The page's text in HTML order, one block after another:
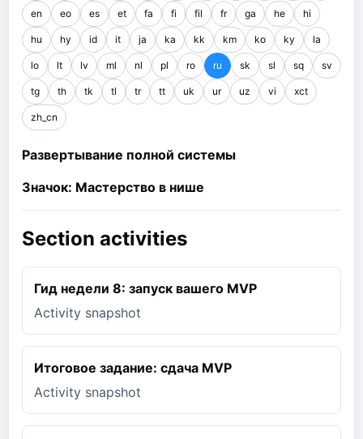
en eo es et fa fi fil fr ga he hi
hu hy id it ja ka kk km ko ky la
lo lt lv ml nl pl ro ru sk sl sq sv
tg th tk tl tr tt uk ur uz vi xct
zh_cn
Развертывание полной системы
Значок: Мастерство в нише
Section activities
Гид недели 8: запуск вашего MVP
Activity snapshot
Итоговое задание: сдача MVP
Activity snapshot